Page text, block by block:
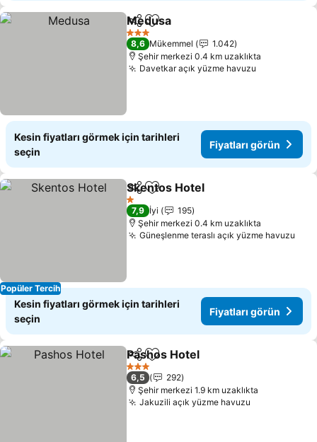
PaylaşFavorilerime ekle
Medusa
3 Yıldız
8,6 Mükemmel
1.042
Şehir merkezi 0.4 km uzaklıkta
Davetkar açık yüzme havuzu
Kesin fiyatları görmek için tarihleri
seçin
Fiyatları görün
Popüler Tercih
PaylaşFavorilerime ekle
Skentos Hotel
1 Yıldız
7,9 İyi
195
Şehir merkezi 0.4 km uzaklıkta
Güneşlenme teraslı açık yüzme havuzu
Kesin fiyatları görmek için tarihleri
seçin
Fiyatları görün
PaylaşFavorilerime ekle
Pashos Hotel
3 Yıldız
6,5
292
Şehir merkezi 1.9 km uzaklıkta
Jakuzili açık yüzme havuzu